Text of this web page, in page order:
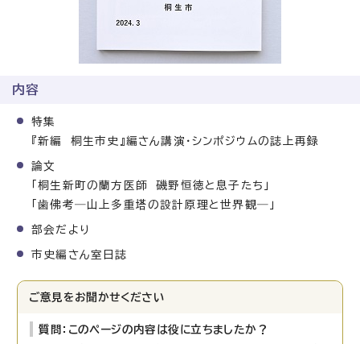
内容
特集
『新編 桐生市史』編さん講演・シンポジウムの誌上再録
論文
「桐生新町の蘭方医師 磯野恒徳と息子たち」
「歯佛考―山上多重塔の設計原理と世界観―」
部会だより
市史編さん室日誌
ご意見をお聞かせください
質問：このページの内容は役に立ちましたか？